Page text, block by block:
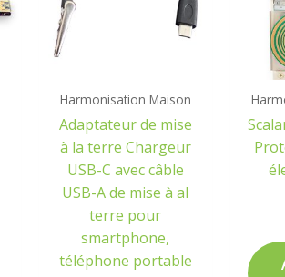
Harmonisation Maison
Adaptateur de mise
à la terre Chargeur
USB-C avec câble
USB-A de mise à al
terre pour
smartphone,
téléphone portable